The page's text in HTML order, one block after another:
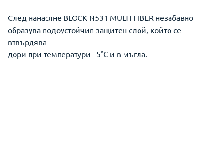
След нанасяне BLOCK N531 MULTI FIBER незабавно
образува водоустойчив защитен слой, който се
втвърдява
дори при температури –5°C и в мъгла.